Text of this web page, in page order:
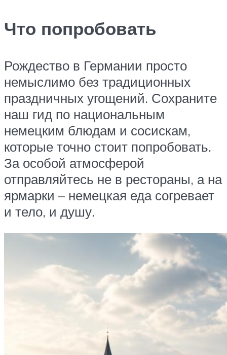
Что попробовать
Рождество в Германии просто
немыслимо без традиционных
праздничных угощений. Сохраните
наш гид по национальным
немецким блюдам и сосискам,
которые точно стоит попробовать.
За особой атмосферой
отправляйтесь не в рестораны, а на
ярмарки – немецкая еда согревает
и тело, и душу.